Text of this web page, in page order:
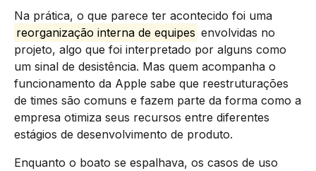
Na prática, o que parece ter acontecido foi uma
reorganização interna de equipes envolvidas no
projeto, algo que foi interpretado por alguns como
um sinal de desistência. Mas quem acompanha o
funcionamento da Apple sabe que reestruturações
de times são comuns e fazem parte da forma como a
empresa otimiza seus recursos entre diferentes
estágios de desenvolvimento de produto.
Enquanto o boato se espalhava, os casos de uso